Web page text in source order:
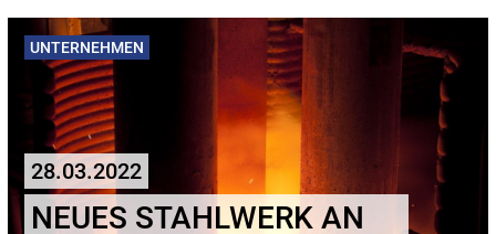
UNTERNEHMEN
28.03.2022
NEUES STAHLWERK AN